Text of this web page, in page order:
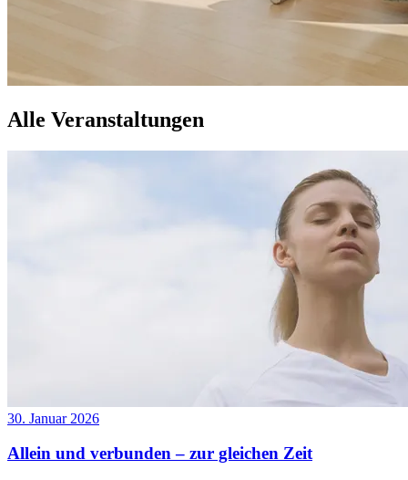
Alle Veranstaltungen
30. Januar 2026
Allein und verbunden – zur gleichen Zeit